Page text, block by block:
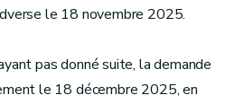
le 18 novembre 2025.
pas donné suite, la demande
le 18 décembre 2025, en